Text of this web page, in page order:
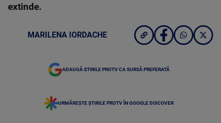
extinde.
MARILENA IORDACHE
ADAUGĂ ȘTIRILE PROTV CA SURSĂ PREFERATĂ
URMĂREȘTE ȘTIRILE PROTV ÎN GOOGLE DISCOVER